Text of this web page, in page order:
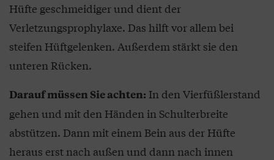
Hüfte geschmeidiger und dient der
Verletzungsprophylaxe. Das hilft vor allem bei
steifen Hüftgelenken. Außerdem stärkt sie den
unteren Rücken.
Darauf müssen Sie achten: In den Vierfüßlerstand
gehen und mit den Händen in Schulterbreite
abstützen. Dann mit einem Bein aus der Hüfte
heraus erst nach außen und dann nach innen